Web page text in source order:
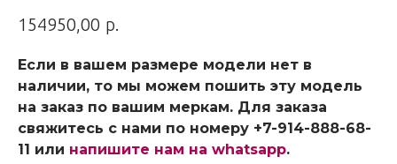
154950,00 р.
Если в вашем размере модели нет в
наличии, то мы можем пошить эту модель
на заказ по вашим меркам. Для заказа
свяжитесь с нами по номеру +7-914-888-68-
11 или напишите нам на whatsapp.